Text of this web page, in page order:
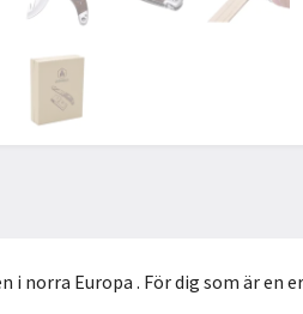
i norra Europa . För dig som är